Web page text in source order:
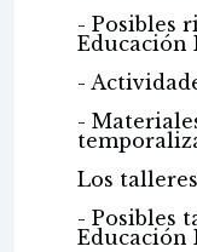
- Posibles
-
-
Los
- Posibles